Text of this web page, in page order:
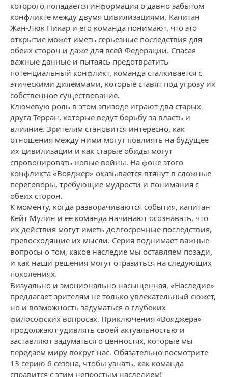
которого попадается информация о давно забытом
конфликте между двумя цивилизациями. Капитан
Жан-Люк Пикар и его команда понимают, что это
открытие может иметь серьезные последствия для
обеих сторон и даже для всей Федерации. Спасая
важные данные и пытаясь предотвратить
потенциальный конфликт, команда сталкивается с
этическими дилеммами, которые ставят под угрозу их
собственное существование.
Ключевую роль в этом эпизоде играют два старых
друга Терран, которые ведут борьбу за власть и
влияние. Зрителям становится интересно, как
отношения между ними могут повлиять на будущее
их цивилизации и как старые обиды могут
спровоцировать новые войны. На фоне этого
конфликта «Вояджер» оказывается втянут в сложные
переговоры, требующие мудрости и понимания с
обеих сторон.
К моменту, когда разворачиваются события, капитан
Кейт Мулин и ее команда начинают осознавать, что
их действия могут иметь долгосрочные последствия,
превосходящие их мысли. Серия поднимает важные
вопросы о том, какое наследие мы оставляем позади,
и как наши решения могут отразиться на следующих
поколениях.
Визуально и эмоционально насыщенная, «Наследие»
предлагает зрителям не только увлекательный сюжет,
но и возможность задуматься о глубоких
философских вопросах. Приключения «Вояджера»
продолжают удивлять своей актуальностью и
заставляют задуматься о ценностях, которые мы
передаем миру вокруг нас. Обязательно посмотрите
13 серию 6 сезона, чтобы узнать, как команда
справится с этим непростым наследием!